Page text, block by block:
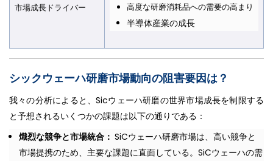
市場成長ドライバー
高度な研磨消耗品への需要の高まり
半導体産業の成長
シックウェーハ研磨市場動向の阻害要因は？
我々の分析によると、Sicウェーハ研磨の世界市場成長を制限する
と予想されるいくつかの課題は以下の通りである：
熾烈な競争と市場統合： SiCウェーハ研磨市場は、高い競争と
市場提携のため、主要な課題に直面している。SiCウェーハの需